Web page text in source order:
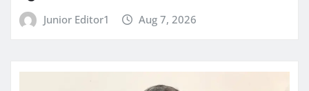
Junior Editor1 Aug 7, 2026